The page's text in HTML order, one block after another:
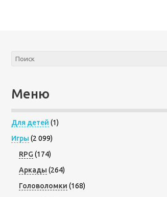
Меню
Для детей (1)
Игры (2 099)
RPG (174)
Аркады (264)
Головоломки (168)